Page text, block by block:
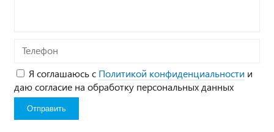
Телефон
Я соглашаюсь с Политикой конфиденциальности и
даю согласие на обработку персональных данных